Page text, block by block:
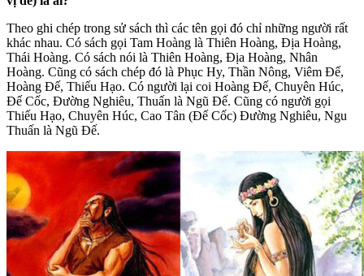
Theo ghi chép trong sử sách thì các tên gọi đó chỉ những người rất
khác nhau. Có sách gọi Tam Hoàng là Thiên Hoàng, Địa Hoàng,
Thái Hoàng. Có sách nói là Thiên Hoàng, Địa Hoàng, Nhân
Hoàng. Cũng có sách chép đó là Phục Hy, Thần Nông, Viêm Đế,
Hoàng Đế, Thiếu Hạo. Có người lại coi Hoàng Đế, Chuyên Húc,
Đế Cốc, Đường Nghiêu, Thuấn là Ngũ Đế. Cũng có người gọi
Thiếu Hạo, Chuyên Húc, Cao Tân (Đế Cốc) Đường Nghiêu, Ngu
Thuấn là Ngũ Đế.